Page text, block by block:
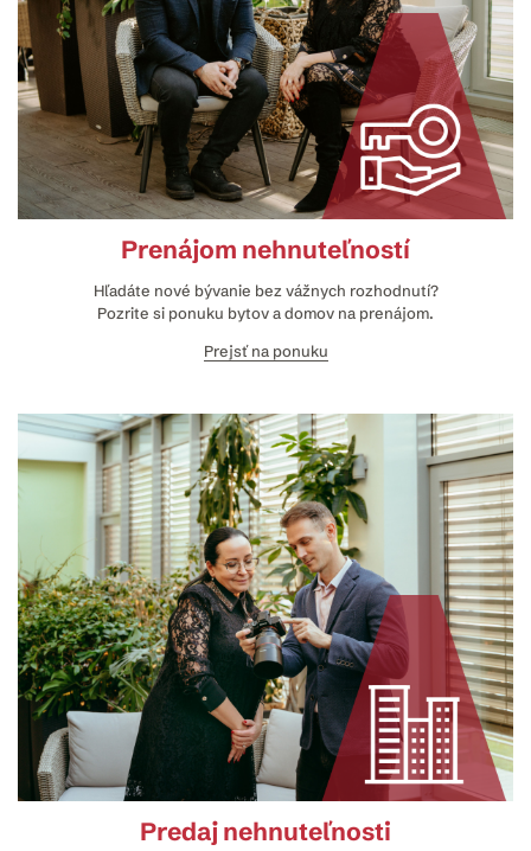
Prenájom nehnuteľností
Hľadáte nové bývanie bez vážnych rozhodnutí?
Pozrite si ponuku bytov a domov na prenájom.
Prejsť na ponuku
Predaj nehnuteľnosti